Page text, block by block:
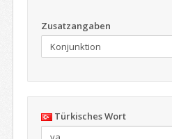
Zusatzangaben
Türkisches Wort